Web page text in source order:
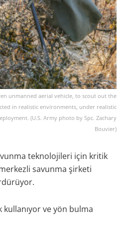
unmanned aerial vehicle, to scout out the
in realistic environments, under realistic
(U.S. Army photo by Spc. Zachary
Bouvier)
teknolojileri için kritik
savunma şirketi
kullanıyor ve yön bulma